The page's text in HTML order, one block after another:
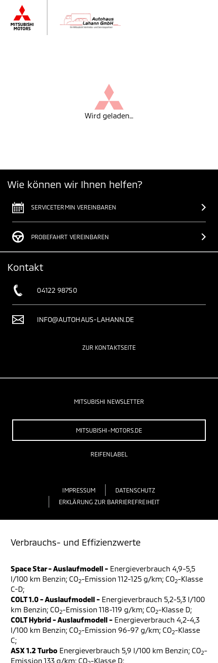
Wird geladen…
Wie können wir Ihnen helfen?
SERVICETERMIN VEREINBAREN
PROBEFAHRT VEREINBAREN
Kontakt
04122 98750
INFO@AUTOHAUS-LAHANN.DE
ZUR KONTAKTSEITE
MITSUBISHI NEWSLETTER
MITSUBISHI-MOTORS.DE
REIFENLABEL
IMPRESSUM
DATENSCHUTZ
ERKLÄRUNG ZUR BARRIEREFREIHEIT
Verbrauchs- und Effizienzwerte
Space Star - Auslaufmodell - Energieverbrauch 4,9-5,5
l/100 km Benzin; CO2-Emission 112-125 g/km; CO2-Klasse
C-D;
COLT 1.0 - Auslaufmodell - Energieverbrauch 5,2-5,3 l/100
km Benzin; CO2-Emission 118-119 g/km; CO2-Klasse D;
COLT Hybrid - Auslaufmodell - Energieverbrauch 4,2-4,3
l/100 km Benzin; CO2-Emission 96-97 g/km; CO2-Klasse
C;
ASX 1.2 Turbo Energieverbrauch 5,9 l/100 km Benzin; CO2-
Emission 133 g/km; CO -Klasse D;